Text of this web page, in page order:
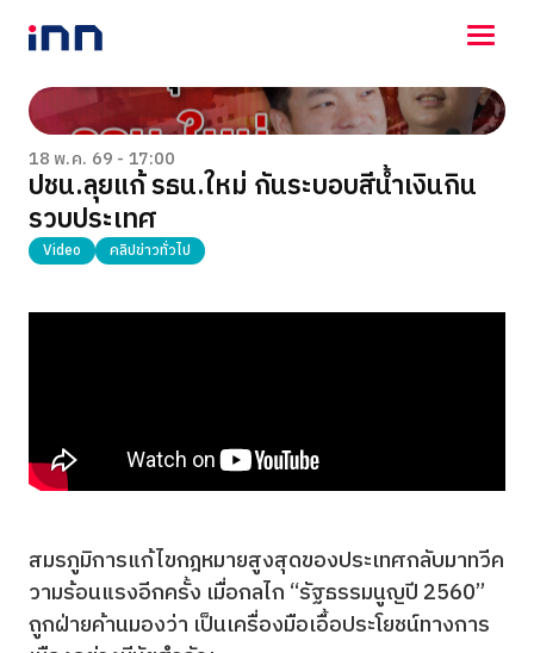
NEWS
ENTERTAINMENT
LIFESTYLE
HOROSCOPE
LOTTERY
VIDEO
18 พ.ค. 69 - 17:00
ปชน.ลุยแก้ รธน.ใหม่ กันระบอบสีน้ำเงินกิน
รวบประเทศ
Video คลิปข่าวทั่วไป
สมรภูมิการแก้ไขกฎหมายสูงสุดของประเทศกลับมาทวีค
วามร้อนแรงอีกครั้ง เมื่อกลไก “รัฐธรรมนูญปี 2560”
ถูกฝ่ายค้านมองว่า เป็นเครื่องมือเอื้อประโยชน์ทางการ